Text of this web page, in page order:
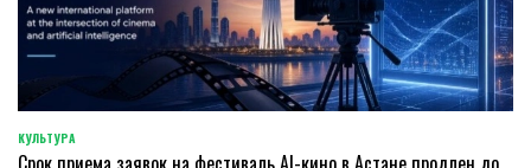
POSTED
IN
КУЛЬТУРА